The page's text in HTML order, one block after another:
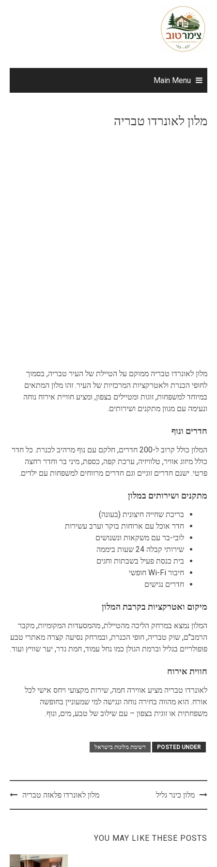
content
Main Menu
מלון לאונרדו טבריה
מלון לאונרדו טבריה ממוקם על הטיילת של העיר טבריה, בסמוך
לחופי הכנרת ולאטרקציות המרכזיות של העיר. זהו מלון המתאים
במיוחד למשפחות, זוגות ומטיילים בצפון, ומציע חוויית אירוח נוחה
ונעימה עם מגוון מתקנים ושירותים.
חדרים ונוף
המלון כולל קרוב ל-200 חדרים, חלקם עם נוף מרהיב לכנרת. כל חדר
כולל מיזוג אוויר, טלוויזיה, ערכת קפה, כספת, מיני בר וחדר רחצה
פרטי. ישנם חדרים זוגיים וגם חדרים מרווחים למשפחות עם ילדים.
מתקנים ושירותים במלון
בריכת שחייה חיצונית (בעונה)
חדר אוכל עם ארוחות בוקר וערב עשירות
לובי-בר עם משקאות ונשנושים
שירותי קבלה 24 שעות ביממה
בית כנסת פעיל בשבתות וחגים
חיבור Wi-Fi חופשי
חדרים נגישים
מיקום ואטרקציות בקרבת המלון
המלון נמצא במרחק הליכה מהטיילת, מהמסעדות המקומיות, מקבר
הרמב"ם, שוק טבריה, חופי הכנרת, ובמרחק נסיעה קצרה מאתרי טבע
פופולריים בגליל וברמת הגולן כמו נחל עמוד, חמת גדר, יער שוויץ ועוד.
חווית אירוח
לאונרדו טבריה מציע אווירה חמה, שירות מקצועי ויחס אישי לכל
אורח. הוא מהווה בחירה נוחה ונגישה למי שמעוניין בחופשה
משפחתית או זוגית בצפון – עם שילוב של טבע, מים, ונוף.
POSTED UNDER רשימת מלונות בישראל
Postמלון כינר גליל מלון לאונרדו פלאזה טבריה
YOU MAY LIKE THESE POSTS